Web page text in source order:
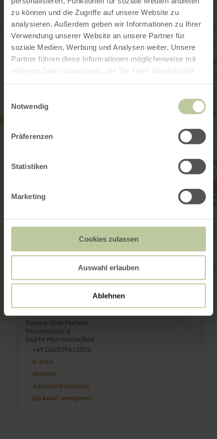
zu können und die Zugriffe auf unsere Website zu
analysieren. Außerdem geben wir Informationen zu Ihrer
Verwendung unserer Website an unsere Partner für
soziale Medien, Werbung und Analysen weiter. Unsere
Partner führen diese Informationen möglicherweise mit
weiteren Daten zusammen, die Sie ihnen bereitgestellt
Notwendig
Präferenzen
Statistiken
Marketing
Cookies zulassen
Auswahl erlauben
Ablehnen
Tourist-Info Maifeld
Münsterplatz 6
56294 Münstermaifeld
+49 026059615026
E-mail
Website
Aankomst plannen
Op kaart weergeven